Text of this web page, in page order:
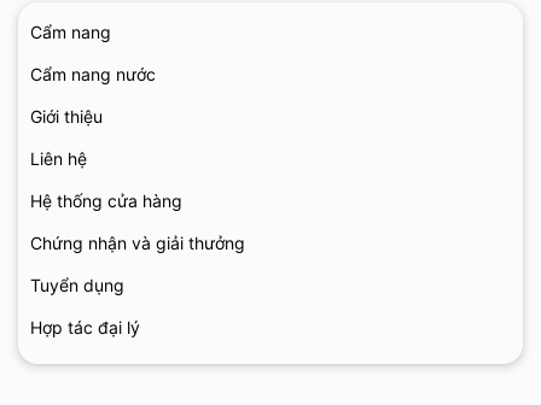
Cẩm nang
Cẩm nang nước
Giới thiệu
Liên hệ
Hệ thống cửa hàng
Chứng nhận và giải thưởng
Tuyển dụng
Hợp tác đại lý